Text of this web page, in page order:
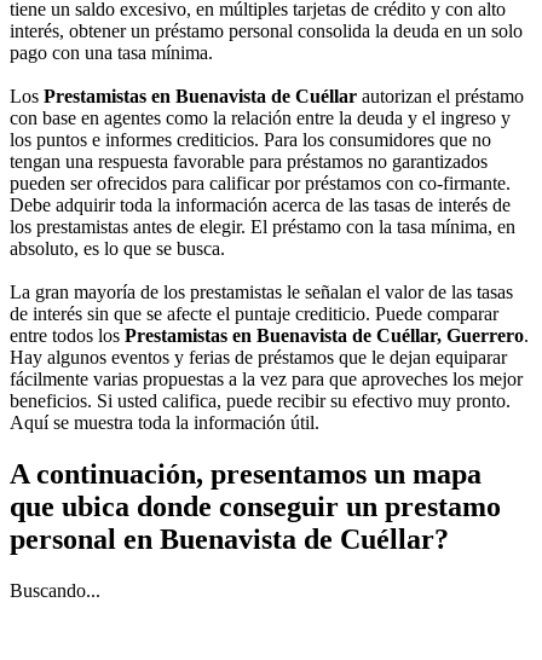
tiene un saldo excesivo, en múltiples tarjetas de crédito y con alto
interés, obtener un préstamo personal consolida la deuda en un solo
pago con una tasa mínima.
Los Prestamistas en Buenavista de Cuéllar autorizan el préstamo
con base en agentes como la relación entre la deuda y el ingreso y
los puntos e informes crediticios. Para los consumidores que no
tengan una respuesta favorable para préstamos no garantizados
pueden ser ofrecidos para calificar por préstamos con co-firmante.
Debe adquirir toda la información acerca de las tasas de interés de
los prestamistas antes de elegir. El préstamo con la tasa mínima, en
absoluto, es lo que se busca.
La gran mayoría de los prestamistas le señalan el valor de las tasas
de interés sin que se afecte el puntaje crediticio. Puede comparar
entre todos los Prestamistas en Buenavista de Cuéllar, Guerrero.
Hay algunos eventos y ferias de préstamos que le dejan equiparar
fácilmente varias propuestas a la vez para que aproveches los mejor
beneficios. Si usted califica, puede recibir su efectivo muy pronto.
Aquí se muestra toda la información útil.
A continuación, presentamos un mapa
que ubica donde conseguir un prestamo
personal en Buenavista de Cuéllar?
Buscando...